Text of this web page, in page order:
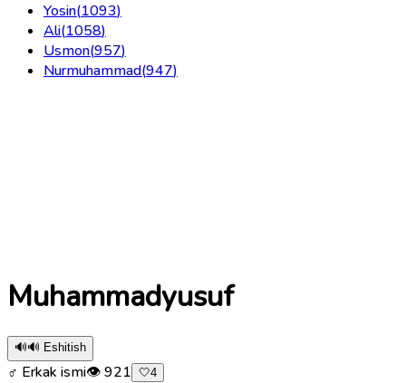
Yosin(1093)
Ali(1058)
Usmon(957)
Nurmuhammad(947)
Muhammadyusuf
🔊🔊 Eshitish
♂ Erkak ismi👁921 🤍4